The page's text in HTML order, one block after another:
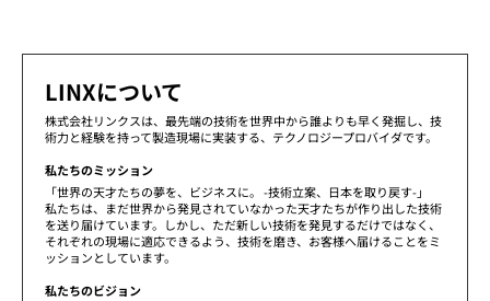
LINXについて
株式会社リンクスは、最先端の技術を世界中から誰よりも早く発掘し、技
術力と経験を持って製造現場に実装する、テクノロジープロバイダです。
私たちのミッション
「世界の天才たちの夢を、ビジネスに。 -技術立案、日本を取り戻す-」
私たちは、まだ世界から発見されていなかった天才たちが作り出した技術
を送り届けています。しかし、ただ新しい技術を発見するだけではなく、
それぞれの現場に適応できるよう、技術を磨き、お客様へ届けることをミ
ッションとしています。
私たちのビジョン